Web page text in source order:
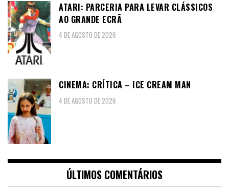
ATARI: PARCERIA PARA LEVAR CLÁSSICOS
AO GRANDE ECRÃ
4 DE AGOSTO DE 2026
CINEMA: CRÍTICA – ICE CREAM MAN
4 DE AGOSTO DE 2026
ÚLTIMOS COMENTÁRIOS